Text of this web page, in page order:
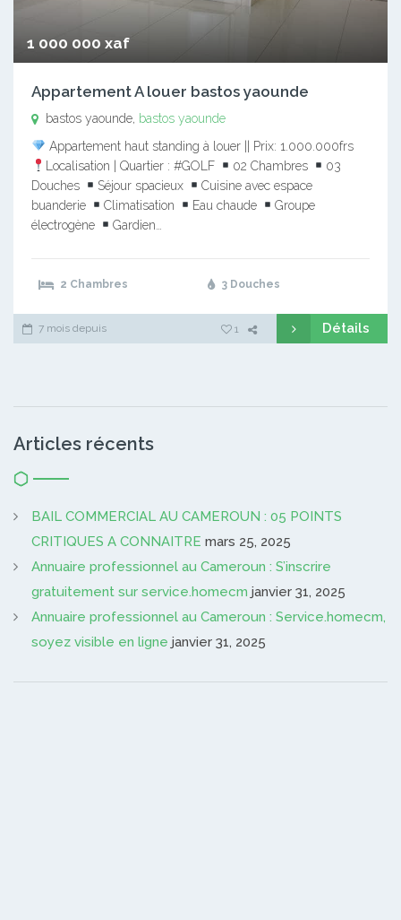
1 000 000 xaf
Appartement A louer bastos yaounde
bastos yaounde, bastos yaounde
Appartement haut standing à louer || Prix: 1.000.000frs
Localisation | Quartier : #GOLF
02 Chambres
03
Douches
Séjour spacieux
Cuisine avec espace
buanderie
Climatisation Eau chaude
Groupe
électrogène
Gardien…
2 Chambres 3 Douches
7 mois depuis 1 Détails
Articles récents
BAIL COMMERCIAL AU CAMEROUN : 05 POINTS
CRITIQUES A CONNAITRE mars 25, 2025
Annuaire professionnel au Cameroun : S’inscrire
gratuitement sur service.homecm janvier 31, 2025
Annuaire professionnel au Cameroun : Service.homecm,
soyez visible en ligne janvier 31, 2025